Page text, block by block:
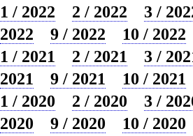
1 / 2022
2 / 2022
3 /
2022
9 / 2022
10 / 2022
1 / 2021
2 / 2021
3 /
2021
9 / 2021
10 / 2021
1 / 2020
2 / 2020
3 /
2020
9 / 2020
10 / 2020